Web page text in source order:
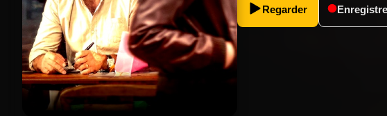
Regarder